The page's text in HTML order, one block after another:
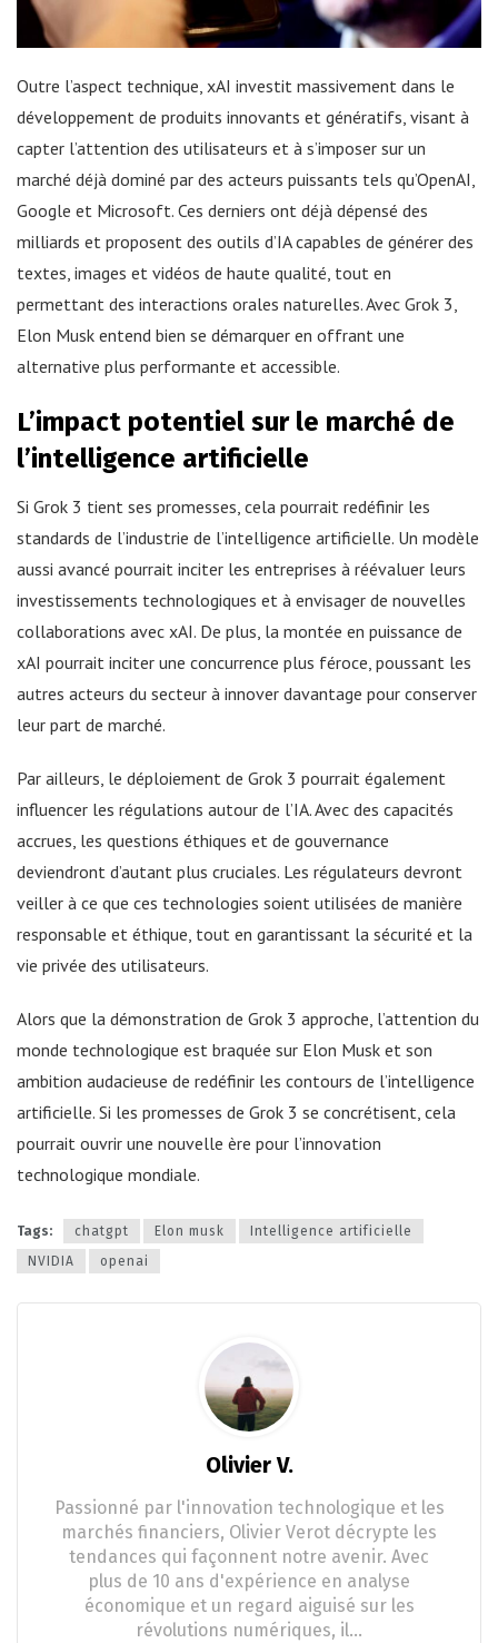
Outre l’aspect technique, xAI investit massivement dans le
développement de produits innovants et génératifs, visant à
capter l’attention des utilisateurs et à s’imposer sur un
marché déjà dominé par des acteurs puissants tels qu’OpenAI,
Google et Microsoft. Ces derniers ont déjà dépensé des
milliards et proposent des outils d’IA capables de générer des
textes, images et vidéos de haute qualité, tout en
permettant des interactions orales naturelles. Avec Grok 3,
Elon Musk entend bien se démarquer en offrant une
alternative plus performante et accessible.
L’impact potentiel sur le marché de
l’intelligence artificielle
Si Grok 3 tient ses promesses, cela pourrait redéfinir les
standards de l’industrie de l’intelligence artificielle. Un modèle
aussi avancé pourrait inciter les entreprises à réévaluer leurs
investissements technologiques et à envisager de nouvelles
collaborations avec xAI. De plus, la montée en puissance de
xAI pourrait inciter une concurrence plus féroce, poussant les
autres acteurs du secteur à innover davantage pour conserver
leur part de marché.
Par ailleurs, le déploiement de Grok 3 pourrait également
influencer les régulations autour de l’IA. Avec des capacités
accrues, les questions éthiques et de gouvernance
deviendront d’autant plus cruciales. Les régulateurs devront
veiller à ce que ces technologies soient utilisées de manière
responsable et éthique, tout en garantissant la sécurité et la
vie privée des utilisateurs.
Alors que la démonstration de Grok 3 approche, l’attention du
monde technologique est braquée sur Elon Musk et son
ambition audacieuse de redéfinir les contours de l’intelligence
artificielle. Si les promesses de Grok 3 se concrétisent, cela
pourrait ouvrir une nouvelle ère pour l’innovation
technologique mondiale.
Tags: chatgpt Elon musk
Intelligence artificielle
NVIDIA
openai
Olivier V.
Passionné par l'innovation technologique et les
marchés financiers, Olivier Verot décrypte les
tendances qui façonnent notre avenir. Avec
plus de 10 ans d'expérience en analyse
économique et un regard aiguisé sur les
révolutions numériques, il…